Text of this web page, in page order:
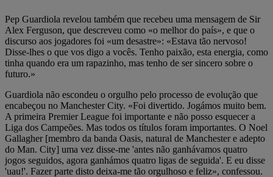
Pep Guardiola revelou também que recebeu uma mensagem de Sir
Alex Ferguson, que descreveu como «o melhor do país», e que o
discurso aos jogadores foi «um desastre»: «Estava tão nervoso!
Disse-lhes o que vos digo a vocês. Tenho paixão, esta energia, como
tinha quando era um rapazinho, mas tenho de ser sincero sobre o
futuro.»
Guardiola não escondeu o orgulho pelo processo de evolução que
encabeçou no Manchester City. «Foi divertido. Jogámos muito bem.
A primeira Premier League foi importante e não posso esquecer a
Liga dos Campeões. Mas todos os títulos foram importantes. O Noel
Gallagher [membro da banda Oasis, natural de Manchester e adepto
do Man. City] uma vez disse-me 'antes não ganhávamos quatro
jogos seguidos, agora ganhámos quatro ligas de seguida'. E eu disse
'uau!'. Fazer parte disto deixa-me tão orgulhoso e feliz», confessou.